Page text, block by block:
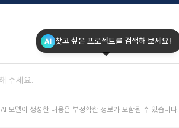
찾고 싶은 프로젝트를 검색해 보세요!
AI 모델이 생성한 내용은 부정확한 정보가 포함될 수 있습니다.